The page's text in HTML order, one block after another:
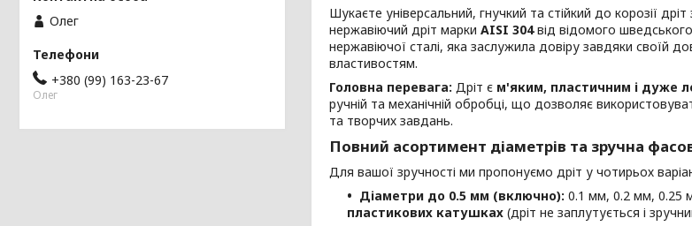
Шукаєте універсальний, гнучкий та стійкий до корозії
нержавіючий дріт марки AISI 304від відомого
нержавіючої сталі, яка заслужила довіру завдяки своїй
властивостям.
Головна перевага: Дріт є м'яким, пластичним і дуже
ручній та механічній обробці, що дозволяє
та творчих завдань.
Повний асортимент діаметрів та зручна
Для вашої зручності ми пропонуємо дріт у чотирьох
Діаметри до 0.5 мм (включно): 0.1 мм, 0.2 мм, 0.25
пластикових катушках (дріт не заплутується і
Олег
+380 (99) 163-23-67
Олег